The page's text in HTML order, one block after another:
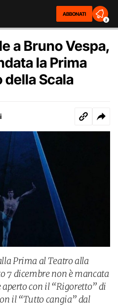
ABBONATI
2
a Bruno Vespa,
la Prima
Scala
Prima al Teatro alla
7 dicembre non è mancata
con il “Rigoretto” di
il “Tutto cangia” dal